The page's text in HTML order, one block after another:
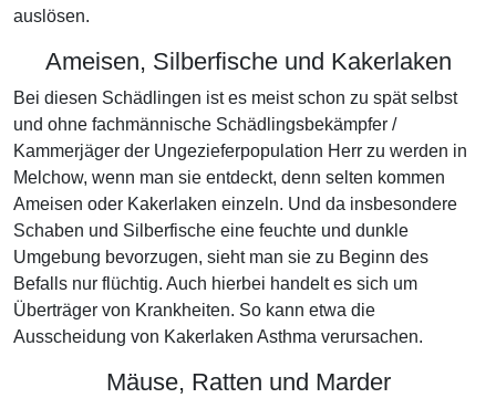
auslösen.
Ameisen, Silberfische und Kakerlaken
Bei diesen Schädlingen ist es meist schon zu spät selbst
und ohne fachmännische Schädlingsbekämpfer /
Kammerjäger der Ungezieferpopulation Herr zu werden in
Melchow, wenn man sie entdeckt, denn selten kommen
Ameisen oder Kakerlaken einzeln. Und da insbesondere
Schaben und Silberfische eine feuchte und dunkle
Umgebung bevorzugen, sieht man sie zu Beginn des
Befalls nur flüchtig. Auch hierbei handelt es sich um
Überträger von Krankheiten. So kann etwa die
Ausscheidung von Kakerlaken Asthma verursachen.
Mäuse, Ratten und Marder